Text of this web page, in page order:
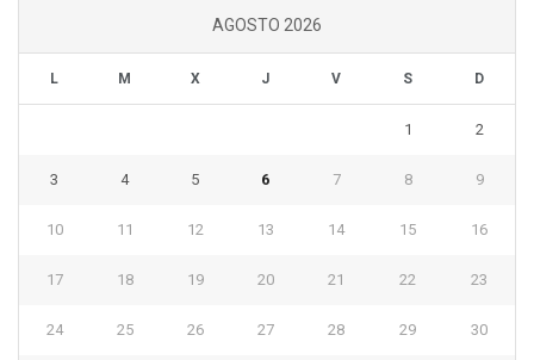
AGOSTO 2026
L M X J V S D
1 2
3 4 5 6 7 8 9
10 11 12 13 14 15 16
17 18 19 20 21 22 23
24 25 26 27 28 29 30